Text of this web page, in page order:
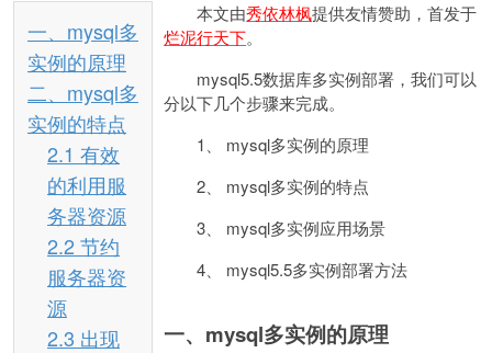
一、mysql多
实例的原理
二、mysql多
实例的特点
2.1 有效
的利用服
务器资源
2.2 节约
服务器资
源
2.3 出现
本文由秀依林枫提供友情赞助，首发于
烂泥行天下。
mysql5.5数据库多实例部署，我们可以
分以下几个步骤来完成。
1、 mysql多实例的原理
2、 mysql多实例的特点
3、 mysql多实例应用场景
4、 mysql5.5多实例部署方法
一、mysql多实例的原理